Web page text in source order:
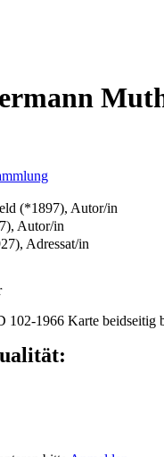
(*1897), Autor/in
Autor/in
Adressat/in
102-1966 Karte beidseitig